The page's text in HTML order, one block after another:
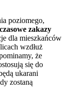
poziomego,
zakazy
dla mieszkańców
wzdłuż
że
się do
ukarani
zostaną